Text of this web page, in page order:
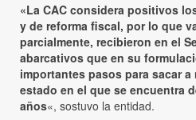
«La CAC considera positivos
y de reforma fiscal, por lo que
parcialmente, recibieron en el
abarcativos que en su
importantes pasos para sacar
estado en el que se encuentra
años«, sostuvo la entidad.